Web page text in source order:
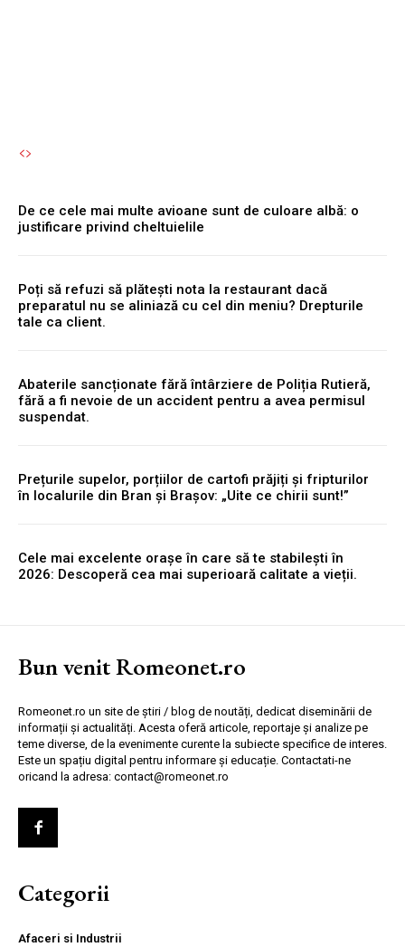
De ce cele mai multe avioane sunt de culoare albă: o
justificare privind cheltuielile
Poți să refuzi să plătești nota la restaurant dacă
preparatul nu se aliniază cu cel din meniu? Drepturile
tale ca client.
Abaterile sancționate fără întârziere de Poliția Rutieră,
fără a fi nevoie de un accident pentru a avea permisul
suspendat.
Prețurile supelor, porțiilor de cartofi prăjiți și fripturilor
în localurile din Bran și Brașov: „Uite ce chirii sunt!”
Cele mai excelente orașe în care să te stabilești în
2026: Descoperă cea mai superioară calitate a vieții.
Bun venit Romeonet.ro
Romeonet.ro un site de știri / blog de noutăți, dedicat diseminării de
informații și actualități. Acesta oferă articole, reportaje și analize pe
teme diverse, de la evenimente curente la subiecte specifice de interes.
Este un spațiu digital pentru informare și educație. Contactati-ne
oricand la adresa: contact@romeonet.ro
Categorii
Afaceri si Industrii